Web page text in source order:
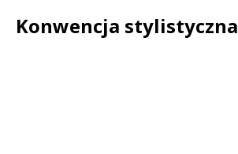
Konwencja stylistyczna